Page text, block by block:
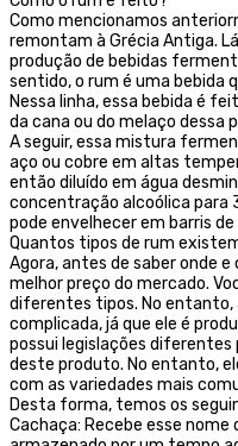
Como mencionamos
remontam à Grécia Antiga.
produção de bebidas
sentido, o rum é uma bebida
Nessa linha, essa bebida é
da cana ou do melaço dessa
A seguir, essa mistura
aço ou cobre em altas
então diluído em água
concentração alcoólica para
pode envelhecer em barris
Quantos tipos de rum
Agora, antes de saber onde
melhor preço do mercado.
diferentes tipos. No entanto,
complicada, já que ele é
possui legislações
deste produto. No entanto,
com as variedades mais
Desta forma, temos os
Cachaça: Recebe esse